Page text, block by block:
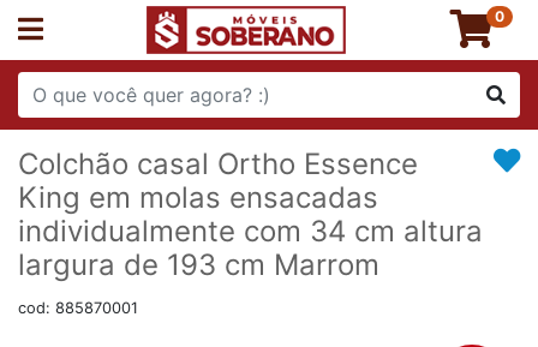
0
Colchão casal Ortho Essence
King em molas ensacadas
individualmente com 34 cm altura
largura de 193 cm Marrom
cod: 885870001